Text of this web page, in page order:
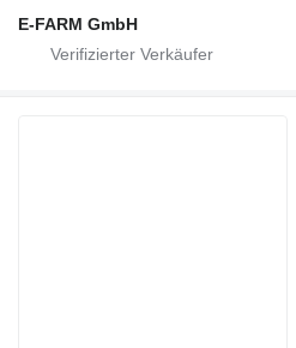
E-FARM GmbH